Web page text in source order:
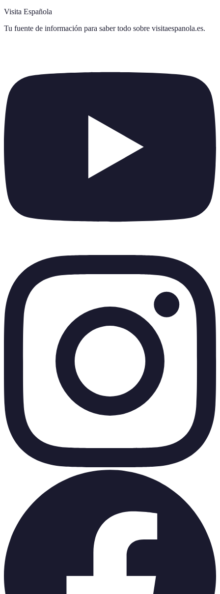
Visita Española
Tu fuente de información para saber todo sobre visitaespanola.es.